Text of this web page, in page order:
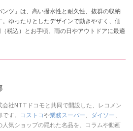
ツ」は、高い撥水性と耐久性、抜群の収納
ゆったりとしたデザインで動きやすく、価
税込）とお手頃。雨の日やアウトドアに最適
社NTTドコモと共同で開設した、レコメン
す。
コストコや業務スーパー、 ダイソー、
人気ショップの隠れた名品を、コラムや動画